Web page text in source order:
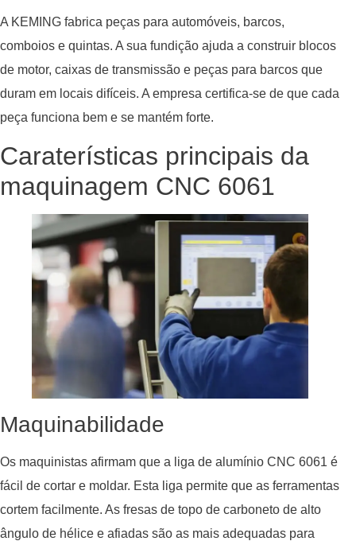
A KEMING fabrica peças para automóveis, barcos,
comboios e quintas. A sua fundição ajuda a construir blocos
de motor, caixas de transmissão e peças para barcos que
duram em locais difíceis. A empresa certifica-se de que cada
peça funciona bem e se mantém forte.
Caraterísticas principais da
maquinagem CNC 6061
Maquinabilidade
Os maquinistas afirmam que a liga de alumínio CNC 6061 é
fácil de cortar e moldar. Esta liga permite que as ferramentas
cortem facilmente. As fresas de topo de carboneto de alto
ângulo de hélice e afiadas são as mais adequadas para